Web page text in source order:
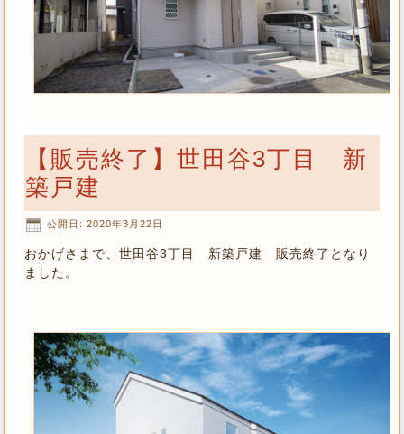
【販売終了】世田谷3丁目 新
築戸建
公開日: 2020年3月22日
おかげさまで、世田谷3丁目 新築戸建 販売終了となり
ました。